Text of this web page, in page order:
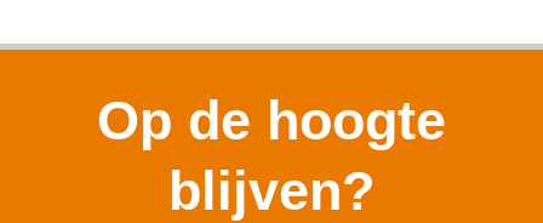
Op de hoogte
blijven?